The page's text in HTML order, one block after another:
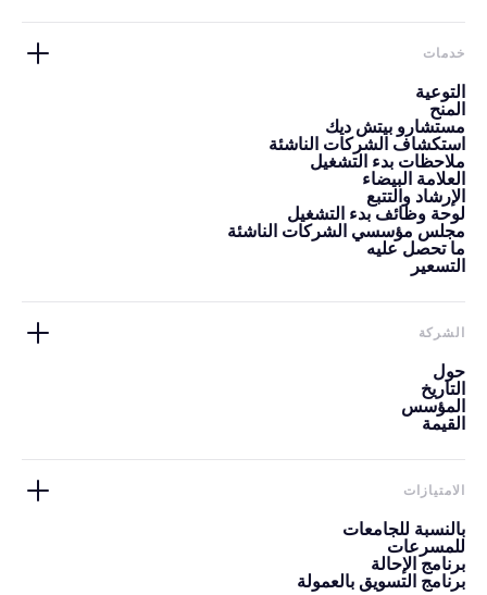
خدمات
التوعية
المنح
مستشارو بيتش ديك
استكشاف الشركات الناشئة
ملاحظات بدء التشغيل
العلامة البيضاء
الإرشاد والتتبع
لوحة وظائف بدء التشغيل
مجلس مؤسسي الشركات الناشئة
ما تحصل عليه
التسعير
الشركة
حول
التاريخ
المؤسس
القيمة
الامتيازات
بالنسبة للجامعات
للمسرعات
برنامج الإحالة
برنامج التسويق بالعمولة